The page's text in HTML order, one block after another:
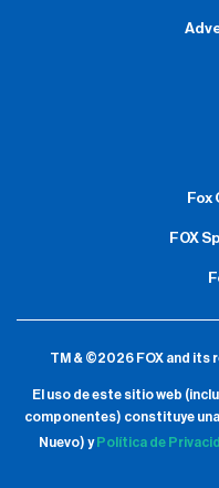
FOX
TM & ©2026 FOX and its
El uso de este sitio web
componentes) constituye
Nuevo) y Política de